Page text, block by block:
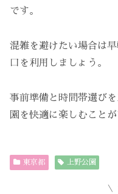
です。
混雑を避けたい場合は
口を利用しましょう。
事前準備と時間帯選び
園を快適に楽しむことが
東京都 上野公園